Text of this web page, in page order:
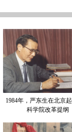
1984年，严东生在北京
科学院改革提纲